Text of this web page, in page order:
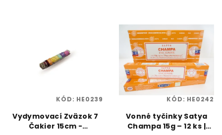
Vydymovací Zväzok 7
Čakier 15cm -
KÓD: HE0239
Vonné tyčinky Satya
Champa 15g – 12 ks |
KÓD: HE0242